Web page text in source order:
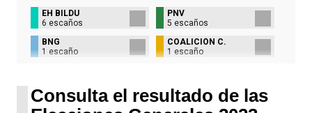
EH BILDU
6 escaños
PNV
5 escaños
BNG
1 escaño
COALICIÓN C.
1 escaño
Consulta el resultado de las